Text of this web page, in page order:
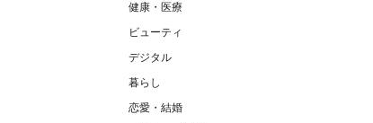
健康・医療
ビューティ
デジタル
暮らし
恋愛・結婚